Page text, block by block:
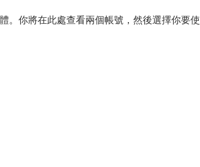
。你將在此處查看兩個帳號，然後選擇你要使